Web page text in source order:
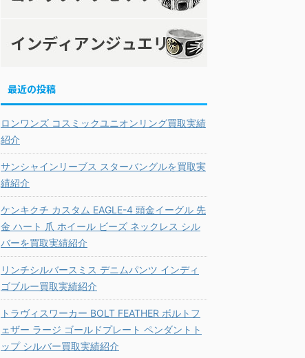
最近の投稿
ロンワンズ コスミックユニオンリング買取実績
紹介
サンシャインリーブス スターバングルを買取実
績紹介
ケンキクチ カスタム EAGLE-4 頭金イーグル 先
金 ハート 爪 ホイール ビーズ ネックレス シル
バーを買取実績紹介
リンチシルバースミス デニムパンツ インディ
ゴブルー買取実績紹介
トラヴィスワーカー BOLT FEATHER ボルトフ
ェザー ラージ ゴールドプレート ペンダントト
ップ シルバー買取実績紹介